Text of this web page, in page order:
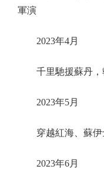
軍演
2023年4月
千里馳援蘇丹，
2023年5月
穿越紅海、蘇伊
2023年6月